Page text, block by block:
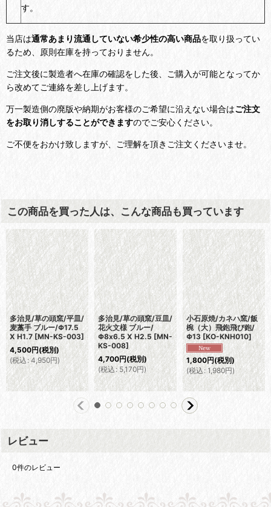
す。
当店は通常あまり流通していない希少性の高い商品を取り扱ってい
るため、原則在庫を持っておりません。
ご注文後に製造者へ在庫の確認をした後、ご購入が可能となってか
ら改めてご連絡を差し上げます。
万一製造側の廃版や納期がお客様のご希望に沿えない場合はご注文
をお取り消しすることができますのでご安心ください。
ご不便をおかけ致しますが、ご理解を頂きご注文くださいませ。
この商品を買った人は、こんな商品も買っています
多治見/草の頭窯/平皿/
麦藁手 ブルー/Φ17.5
X H1.7 [MN-KS-003]
4,500円(税別)
(税込 : 4,950円)
多治見/草の頭窯/豆皿/
花火文様 ブルー/
Φ8x6.5 X H2.5 [MN-
KS-008]
4,700円(税別)
(税込: 5,170円)
小石原焼/カネハ窯/飯
椀（大）飛鉋飛び鉋/
Φ13 [KO-KNH010]
1,800円(税別)
(税込 : 1,980円)
レビュー
0件のレビュー